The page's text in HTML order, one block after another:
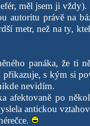
měl jsem ji vždy).
autoritu právě na
metr, než na ty,
panáka, že ti
s kým si
nevidím.
afektovaně po
antickou